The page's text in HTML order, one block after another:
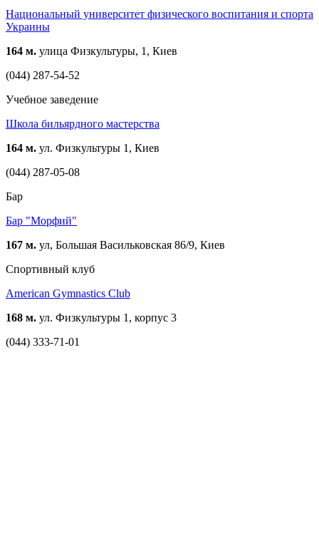
Национальный университет физического воспитания и спорта
Украины
164 м. улица Физкультуры, 1, Киев
(044) 287-54-52
Учебное заведение
Школа бильярдного мастерства
164 м. ул. Физкультуры 1, Киев
(044) 287-05-08
Бар
Бар "Морфий"
167 м. ул, Большая Васильковская 86/9, Киев
Спортивный клуб
American Gymnastics Club
168 м. ул. Физкультуры 1, корпус 3
(044) 333-71-01